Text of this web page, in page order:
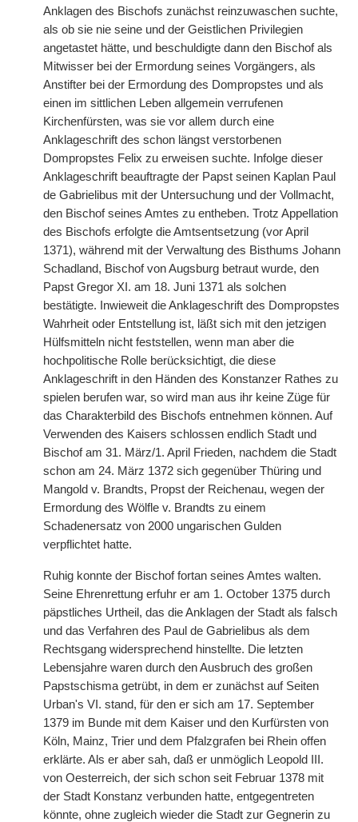
Anklagen des Bischofs zunächst reinzuwaschen suchte,
als ob sie nie seine und der Geistlichen Privilegien
angetastet hätte, und beschuldigte dann den Bischof als
Mitwisser bei der Ermordung seines Vorgängers, als
Anstifter bei der Ermordung des Dompropstes und als
einen im sittlichen Leben allgemein verrufenen
Kirchenfürsten, was sie vor allem durch eine
Anklageschrift des schon längst verstorbenen
Dompropstes Felix zu erweisen suchte. Infolge dieser
Anklageschrift beauftragte der Papst seinen Kaplan Paul
de Gabrielibus mit der Untersuchung und der Vollmacht,
den Bischof seines Amtes zu entheben. Trotz Appellation
des Bischofs erfolgte die Amtsentsetzung (vor April
1371), während mit der Verwaltung des Bisthums Johann
Schadland, Bischof von Augsburg betraut wurde, den
Papst Gregor XI. am 18. Juni 1371 als solchen
bestätigte. Inwieweit die Anklageschrift des Dompropstes
Wahrheit oder Entstellung ist, läßt sich mit den jetzigen
Hülfsmitteln nicht feststellen, wenn man aber die
hochpolitische Rolle berücksichtigt, die diese
Anklageschrift in den Händen des Konstanzer Rathes zu
spielen berufen war, so wird man aus ihr keine Züge für
das Charakterbild des Bischofs entnehmen können. Auf
Verwenden des Kaisers schlossen endlich Stadt und
Bischof am 31. März/1. April Frieden, nachdem die Stadt
schon am 24. März 1372 sich gegenüber Thüring und
Mangold v. Brandts, Propst der Reichenau, wegen der
Ermordung des Wölfle v. Brandts zu einem
Schadenersatz von 2000 ungarischen Gulden
verpflichtet hatte.
Ruhig konnte der Bischof fortan seines Amtes walten.
Seine Ehrenrettung erfuhr er am 1. October 1375 durch
päpstliches Urtheil, das die Anklagen der Stadt als falsch
und das Verfahren des Paul de Gabrielibus als dem
Rechtsgang widersprechend hinstellte. Die letzten
Lebensjahre waren durch den Ausbruch des großen
Papstschisma getrübt, in dem er zunächst auf Seiten
Urban's VI. stand, für den er sich am 17. September
1379 im Bunde mit dem Kaiser und den Kurfürsten von
Köln, Mainz, Trier und dem Pfalzgrafen bei Rhein offen
erklärte. Als er aber sah, daß er unmöglich Leopold III.
von Oesterreich, der sich schon seit Februar 1378 mit
der Stadt Konstanz verbunden hatte, entgegentreten
könnte, ohne zugleich wieder die Stadt zur Gegnerin zu